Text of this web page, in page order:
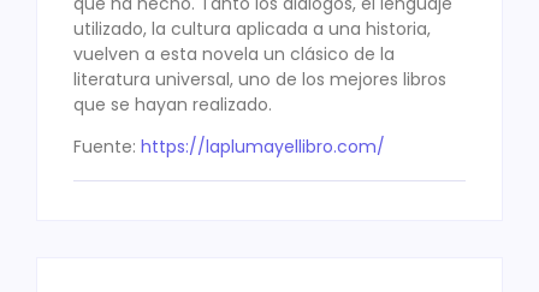
utilizado, la cultura aplicada a una historia,
vuelven a esta novela un clásico de la
literatura universal, uno de los mejores libros
que se hayan realizado.
Fuente: https://laplumayellibro.com/